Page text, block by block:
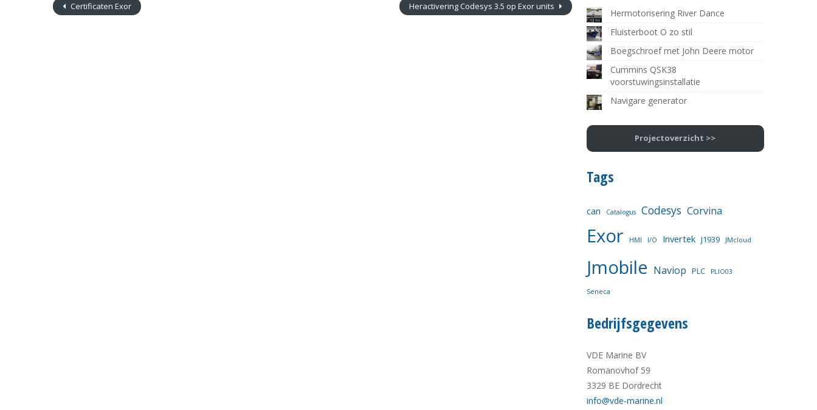
Certificaten Exor Heractivering Codesys 3.5 op Exor units
Hermotorisering River Dance
Fluisterboot O zo stil
Boegschroef met John Deere motor
Cummins QSK38
voorstuwingsinstallatie
Navigare generator
Projectoverzicht >>
Tags
can Catalogus Codesys Corvina
Exor HMI I/O Invertek J1939 JMcloud
Jmobile Naviop PLC PLIO03
Seneca
Bedrijfsgegevens
VDE Marine BV
Romanovhof 59
3329 BE Dordrecht
info@vde-marine.nl